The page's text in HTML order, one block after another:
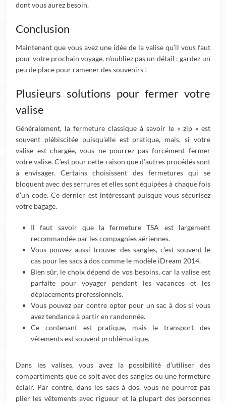
dont vous aurez besoin.
Conclusion
Maintenant que vous avez une idée de la valise qu’il vous faut
pour votre prochain voyage, n’oubliez pas un détail : gardez un
peu de place pour ramener des souvenirs !
Plusieurs solutions pour fermer votre
valise
Généralement, la fermeture classique à savoir le « zip » est
souvent plébiscitée puisqu’elle est pratique, mais, si votre
valise est chargée, vous ne pourrez pas forcément fermer
votre valise. C’est pour cette raison que d’autres procédés sont
à envisager. Certains choisissent des fermetures qui se
bloquent avec des serrures et elles sont équipées à chaque fois
d’un code. Ce dernier est intéressant puisque vous sécurisez
votre bagage.
Il faut savoir que la fermeture TSA est largement
recommandée par les compagnies aériennes.
Vous pouvez aussi trouver des sangles, c’est souvent le
cas pour les sacs à dos comme le modèle iDream 2014.
Bien sûr, le choix dépend de vos besoins, car la valise est
parfaite pour voyager pendant les vacances et les
déplacements professionnels.
Vous pouvez par contre opter pour un sac à dos si vous
avez tendance à partir en randonnée.
Ce contenant est pratique, mais le transport des
vêtements est souvent problématique.
Dans les valises, vous avez la possibilité d’utiliser des
compartiments que ce soit avec des sangles ou une fermeture
éclair. Par contre, dans les sacs à dos, vous ne pourrez pas
plier les vêtements avec rigueur et la plupart des personnes